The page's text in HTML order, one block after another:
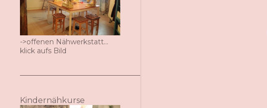
->offenen Nähwerkstatt...
klick aufs Bild
Kindernähkurse